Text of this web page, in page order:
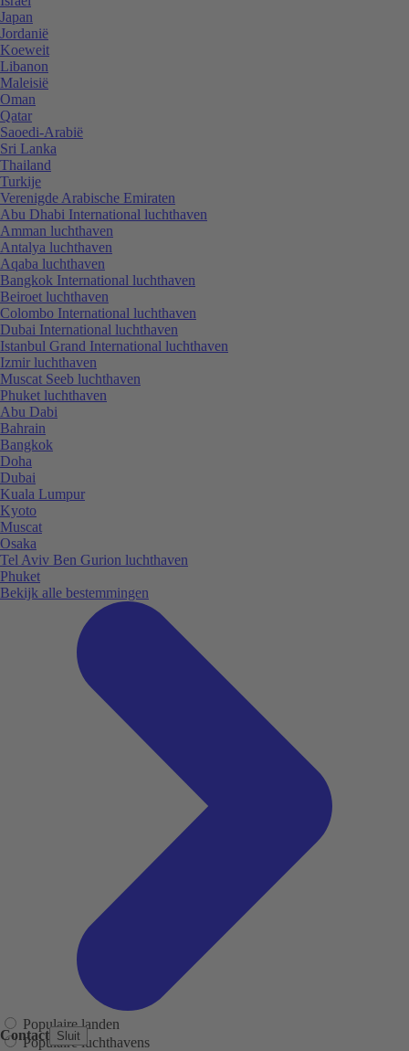
Contact Sluit
Japan
Jordanië
Koeweit
Libanon
Maleisië
Oman
Qatar
Saoedi-Arabië
Sri Lanka
Thailand
Turkije
Verenigde Arabische Emiraten
Abu Dhabi International luchthaven
Amman luchthaven
Antalya luchthaven
Aqaba luchthaven
Bangkok International luchthaven
Beiroet luchthaven
Colombo International luchthaven
Dubai International luchthaven
Istanbul Grand International luchthaven
Izmir luchthaven
Muscat Seeb luchthaven
Phuket luchthaven
Abu Dabi
Bahrain
Bangkok
Doha
Dubai
Kuala Lumpur
Kyoto
Muscat
Osaka
Tel Aviv Ben Gurion luchthaven
Phuket
Bekijk alle bestemmingen
Populaire landen
Populaire luchthavens